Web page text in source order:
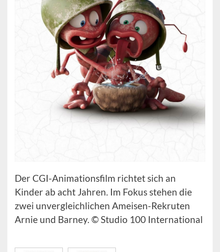
Der CGI-Animationsfilm richtet sich an
Kinder ab acht Jahren. Im Fokus stehen die
zwei unvergleichlichen Ameisen-Rekruten
Arnie und Barney. © Studio 100 International